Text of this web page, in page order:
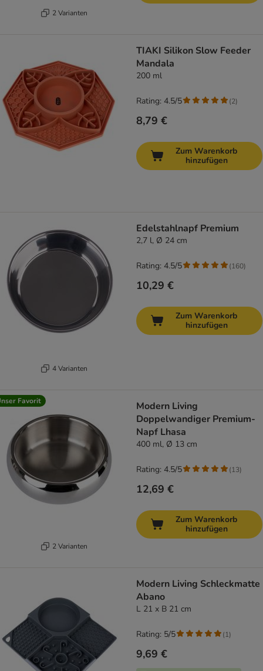
2 Varianten
TIAKI Silikon Slow Feeder
Mandala
200 ml
8,79 €
Rating: 4.5/5 (2)
Zum Warenkorb
hinzufügen
4 Varianten
Edelstahlnapf Premium
2,7 l, Ø 24 cm
10,29 €
Rating: 4.5/5 (160)
Zum Warenkorb
hinzufügen
Favorit
2 Varianten
Modern Living
Doppelwandiger Premium-
Napf Lhasa
400 ml, Ø 13 cm
12,69 €
Rating: 4.5/5 (13)
Zum Warenkorb
hinzufügen
Modern Living Schleckmatte
Abano
L 21 x B 21 cm
9,69 €
Rating: 5/5 (1)